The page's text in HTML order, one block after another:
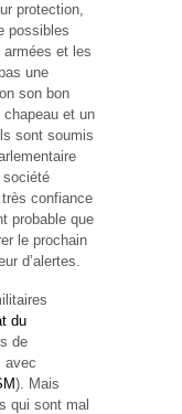
protection,
possibles
et les
une
son bon
chapeau et un
sont soumis
société
confiance
probable que
le prochain
d’alertes.
du
de
avec
). Mais
qui sont mal